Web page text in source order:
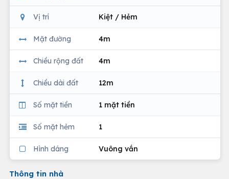
Vị trí Kiệt / Hẻm
Mặt đường 4m
Chiều rộng đất 4m
Chiều dài đất 12m
Số mặt tiền 1 mặt tiền
Số mặt hẻm 1
Hình dáng Vuông vắn
Thông tin nhà